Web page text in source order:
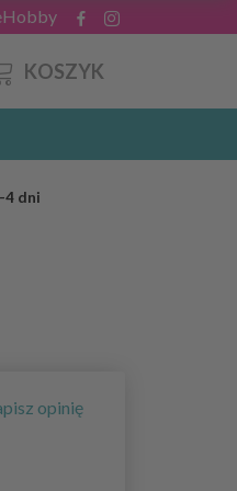
KOSZYK
-4 dni
opinię